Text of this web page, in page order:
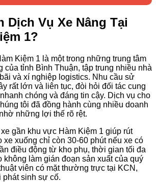
Dịch Vụ Xe Nâng Tại
1?
Kiệm 1 là một trong những trung tâm
của tỉnh Bình Thuận, tập trung nhiều nhà
và xí nghiệp logistics. Nhu cầu sử
rất lớn và liên tục, đòi hỏi đối tác cung
chóng và đáng tin cậy. Dịch vụ cho
tôi đã đồng hành cùng nhiều doanh
những lợi thế rõ rệt.
gần khu vực Hàm Kiệm 1 giúp rút
xe xuống chỉ còn 30-60 phút nếu xe có
điều động từ kho phụ, thời gian tối đa
không làm gián đoạn sản xuất của quý
viên có mặt thường trực tại KCN,
phát sinh sự cố.